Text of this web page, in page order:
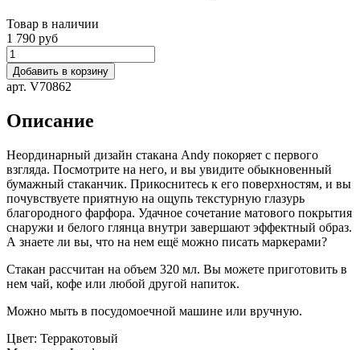
Товар в наличии
1 790 руб
Добавить в корзину
арт. V70862
Описание
Неординарный дизайн стакана Andy покоряет с первого
взгляда. Посмотрите на него, и вы увидите обыкновенный
бумажный стаканчик. Прикоснитесь к его поверхностям, и вы
почувствуете приятную на ощупь текстурную глазурь
благородного фарфора. Удачное сочетание матового покрытия
снаружи и белого глянца внутри завершают эффектный образ.
А знаете ли вы, что на нем ещё можно писать маркерами?
Стакан рассчитан на объем 320 мл. Вы можете приготовить в
нем чай, кофе или любой другой напиток.
Можно мыть в посудомоечной машине или вручную.
Цвет: Терракотовый